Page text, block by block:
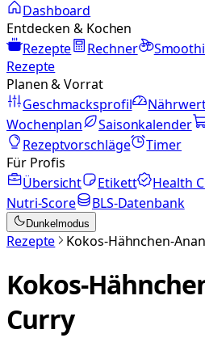
Dashboard
Entdecken & Kochen
Rezepte
Rechner
Rezepte
Planen & Vorrat
Geschmacksprofil
Wochenplan
Saisonkalender
Rezeptvorschläge
Timer
Für Profis
Übersicht
Etikett Health
Nutri-Score
BLS-Datenbank
Dunkelmodus
Rezepte Kokos-Hähnchen-
Kokos-
Curry